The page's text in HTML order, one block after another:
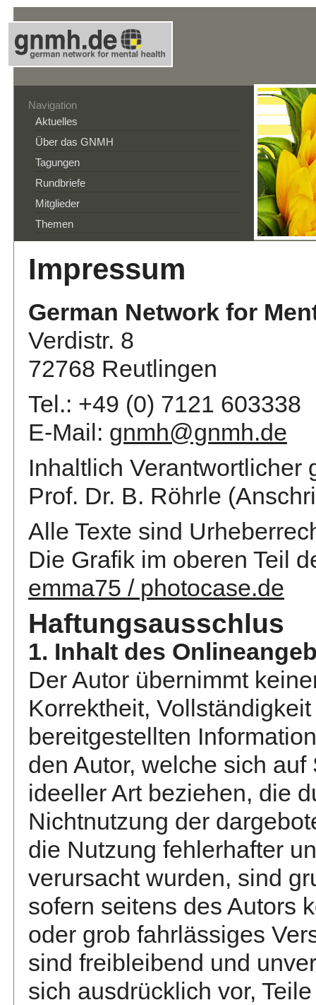
Navigation
Aktuelles
Über das GNMH
Tagungen
Rundbriefe
Mitglieder
Themen
Impressum
German Network for
Verdistr. 8
72768 Reutlingen
Tel.: +49 (0) 7121 603338
E-Mail: gnmh@gnmh.de
Inhaltlich Verantwortlicher
Prof. Dr. B. Röhrle
Alle Texte sind
Die Grafik im oberen Teil
emma75 / photocase.de
Haftungsausschlus
1. Inhalt des
Der Autor übernimmt
Korrektheit,
bereitgestellten
den Autor, welche sich
ideeller Art beziehen, die
Nichtnutzung der
die Nutzung fehlerhafter
verursacht wurden, sind
sofern seitens des Autors
oder grob fahrlässiges
sind freibleibend und
sich ausdrücklich vor,